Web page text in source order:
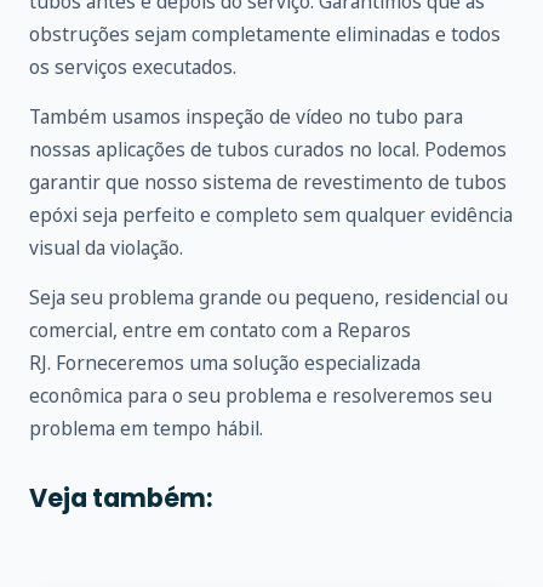
obstruções sejam completamente eliminadas e todos
os serviços executados.
Também usamos inspeção de vídeo no tubo para
nossas aplicações de tubos curados no local. Podemos
garantir que nosso sistema de revestimento de tubos
epóxi seja perfeito e completo sem qualquer evidência
visual da violação.
Seja seu problema grande ou pequeno, residencial ou
comercial, entre em contato com a Reparos
RJ. Forneceremos uma solução especializada
econômica para o seu problema e resolveremos seu
problema em tempo hábil.
Veja também: